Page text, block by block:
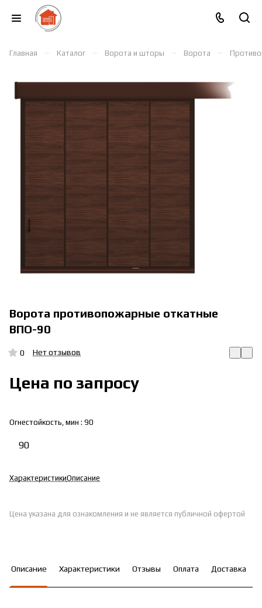
Главная – Каталог – Ворота и шторы – Ворота –
Ворота противопожарные откатные
ВПО-90
0 Нет отзывов
Цена по запросу
Огнестойкость, мин : 90
90
ХарактеристикиОписание
Цена указана для ознакомления и не является публичной офертой
Описание Характеристики Отзывы Оплата Доставка